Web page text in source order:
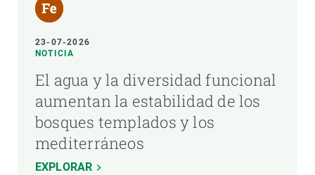
23-07-2026
NOTICIA
El agua y la diversidad funcional
aumentan la estabilidad de los
bosques templados y los
mediterráneos
EXPLORAR